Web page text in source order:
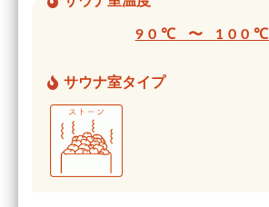
90℃ 〜 100℃
サウナ室タイプ